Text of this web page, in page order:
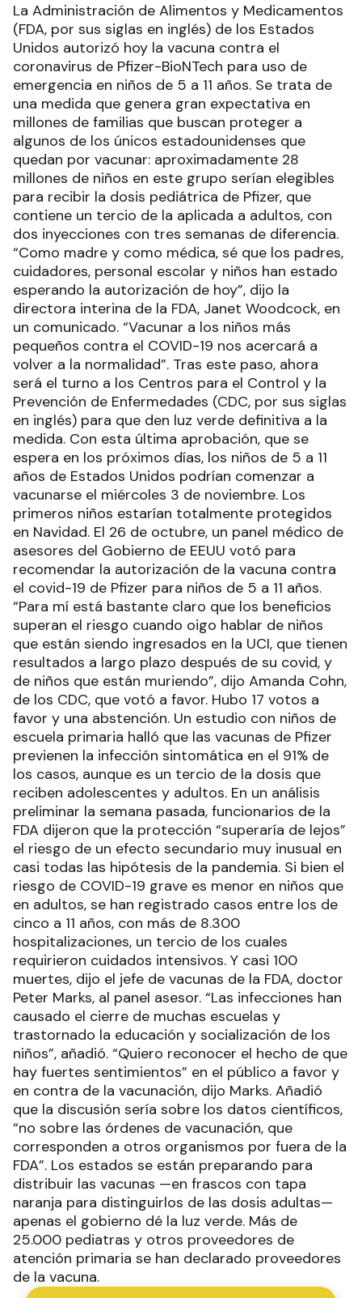
La Administración de Alimentos y Medicamentos
(FDA, por sus siglas en inglés) de los Estados
Unidos autorizó hoy la vacuna contra el
coronavirus de Pfizer-BioNTech para uso de
emergencia en niños de 5 a 11 años. Se trata de
una medida que genera gran expectativa en
millones de familias que buscan proteger a
algunos de los únicos estadounidenses que
quedan por vacunar: aproximadamente 28
millones de niños en este grupo serían elegibles
para recibir la dosis pediátrica de Pfizer, que
contiene un tercio de la aplicada a adultos, con
dos inyecciones con tres semanas de diferencia.
“Como madre y como médica, sé que los padres,
cuidadores, personal escolar y niños han estado
esperando la autorización de hoy”, dijo la
directora interina de la FDA, Janet Woodcock, en
un comunicado. “Vacunar a los niños más
pequeños contra el COVID-19 nos acercará a
volver a la normalidad”. Tras este paso, ahora
será el turno a los Centros para el Control y la
Prevención de Enfermedades (CDC, por sus siglas
en inglés) para que den luz verde definitiva a la
medida. Con esta última aprobación, que se
espera en los próximos días, los niños de 5 a 11
años de Estados Unidos podrían comenzar a
vacunarse el miércoles 3 de noviembre. Los
primeros niños estarían totalmente protegidos
en Navidad. El 26 de octubre, un panel médico de
asesores del Gobierno de EEUU votó para
recomendar la autorización de la vacuna contra
el covid-19 de Pfizer para niños de 5 a 11 años.
“Para mí está bastante claro que los beneficios
superan el riesgo cuando oigo hablar de niños
que están siendo ingresados en la UCI, que tienen
resultados a largo plazo después de su covid, y
de niños que están muriendo”, dijo Amanda Cohn,
de los CDC, que votó a favor. Hubo 17 votos a
favor y una abstención. Un estudio con niños de
escuela primaria halló que las vacunas de Pfizer
previenen la infección sintomática en el 91% de
los casos, aunque es un tercio de la dosis que
reciben adolescentes y adultos. En un análisis
preliminar la semana pasada, funcionarios de la
FDA dijeron que la protección “superaría de lejos”
el riesgo de un efecto secundario muy inusual en
casi todas las hipótesis de la pandemia. Si bien el
riesgo de COVID-19 grave es menor en niños que
en adultos, se han registrado casos entre los de
cinco a 11 años, con más de 8.300
hospitalizaciones, un tercio de los cuales
requirieron cuidados intensivos. Y casi 100
muertes, dijo el jefe de vacunas de la FDA, doctor
Peter Marks, al panel asesor. “Las infecciones han
causado el cierre de muchas escuelas y
trastornado la educación y socialización de los
niños”, añadió. “Quiero reconocer el hecho de que
hay fuertes sentimientos” en el público a favor y
en contra de la vacunación, dijo Marks. Añadió
que la discusión sería sobre los datos científicos,
“no sobre las órdenes de vacunación, que
corresponden a otros organismos por fuera de la
FDA”. Los estados se están preparando para
distribuir las vacunas —en frascos con tapa
naranja para distinguirlos de las dosis adultas—
apenas el gobierno dé la luz verde. Más de
25.000 pediatras y otros proveedores de
atención primaria se han declarado proveedores
de la vacuna.